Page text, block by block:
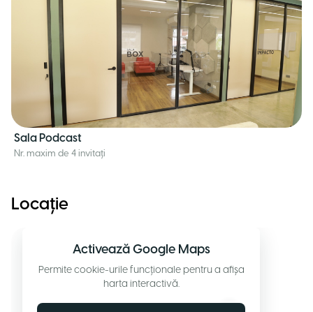
Sala Podcast
Nr. maxim de 4 invitați
Locație
Activează Google Maps
Permite cookie-urile funcționale pentru a afișa
harta interactivă.